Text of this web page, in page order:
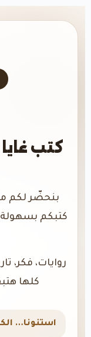
كتب
بنحضّر لكم
كتبكم
روايات، فكر،
كلها
استنونا…